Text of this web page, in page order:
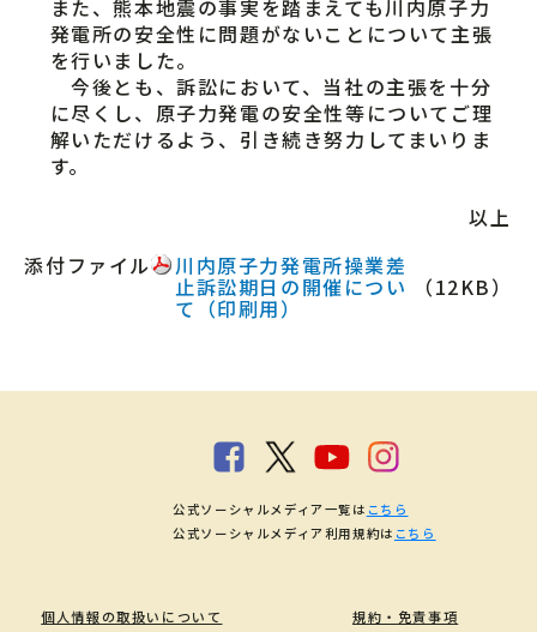
また、熊本地震の事実を踏まえても川内原子力
発電所の安全性に問題がないことについて主張
を行いました。
今後とも、訴訟において、当社の主張を十分
に尽くし、原子力発電の安全性等についてご理
解いただけるよう、引き続き努力してまいりま
す。
以上
添付ファイル
川内原子力発電所操業差
止訴訟期日の開催につい
て（印刷用）
（12KB）
個人情報の取扱いについて 規約・免責事項
公式ソーシャルメディア一覧は こちら
公式ソーシャルメディア利用規約は こちら